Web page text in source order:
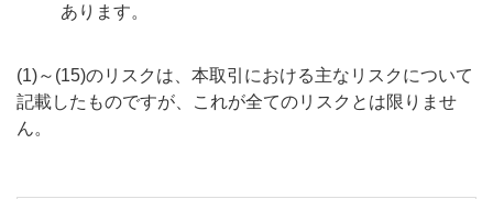
あります。
(1)～(15)のリスクは、本取引における主なリスクについて
記載したものですが、これが全てのリスクとは限りませ
ん。